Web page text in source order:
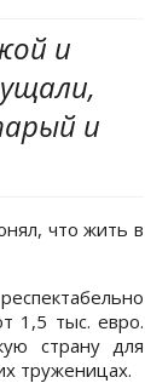
и
и
что жить в
1,5 тыс. евро.
страну для
труженицах.